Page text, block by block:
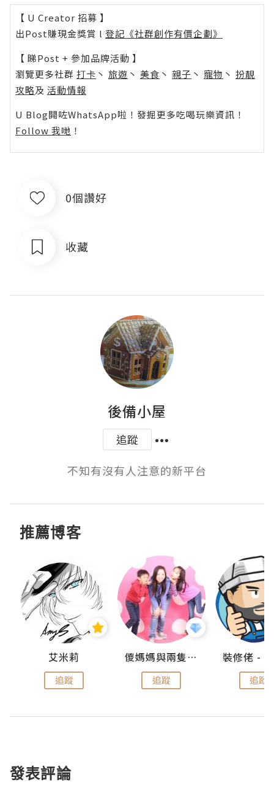
【 U Creator 招募 】
出Post賺現金獎賞 l 登記《社群創作有價企劃》
【 睇Post + 參加品牌活動 】
瀏覽更多社群 打卡 丶 旅遊 丶 美食 丶 親子 丶 寵物 丶 扮靚
攻略及 活動情報
U Blog開咗WhatsApp啦！發掘更多吃喝玩樂資訊！
Follow 我哋 ！
0個讚好
收藏
後備小屋
追蹤
不知有沒有人注意的新平台
推薦博客
艾米莉
追蹤
儍媽媽與兩隻小魔怪之家
追蹤 追蹤
發表評論